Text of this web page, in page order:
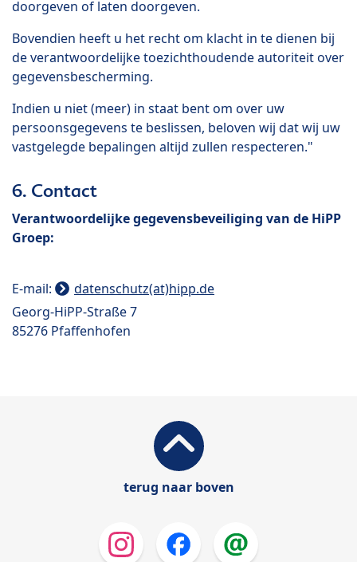
doorgeven of laten doorgeven.
Bovendien heeft u het recht om klacht in te dienen bij
de verantwoordelijke toezichthoudende autoriteit over
gegevensbescherming.
Indien u niet (meer) in staat bent om over uw
persoonsgegevens te beslissen, beloven wij dat wij uw
vastgelegde bepalingen altijd zullen respecteren."
6. Contact
Verantwoordelijke gegevensbeveiliging van de HiPP
Groep:
E-mail:
datenschutz(at)hipp.de
Georg-HiPP-Straße 7
85276 Pfaffenhofen
terug naar boven